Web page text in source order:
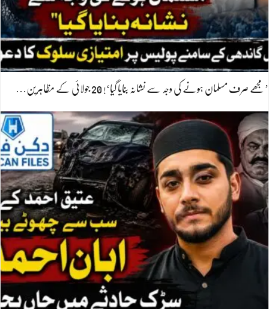
’مجھے صرف مسلمان ہونے کی وجہ سے نشانہ بنایا گیا‘! 20 جولائی کے مظاہرین…